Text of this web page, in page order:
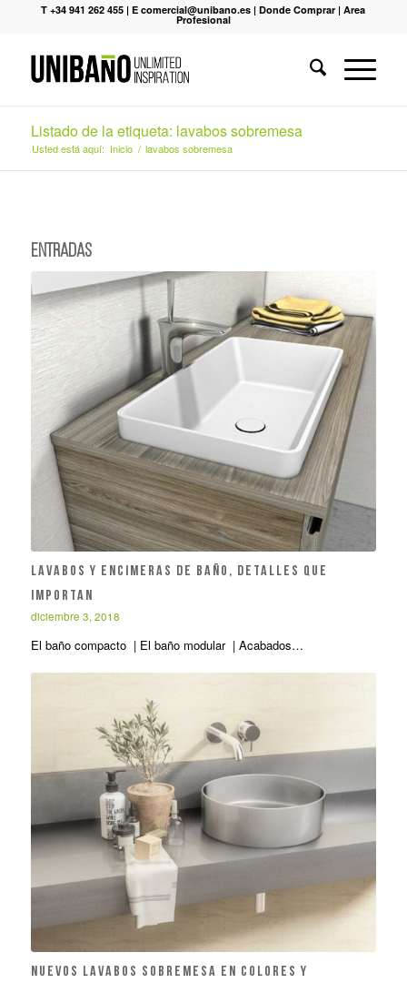
T +34 941 262 455 |E comercial@unibano.es |Donde Comprar |Area
Profesional
Listado de la etiqueta: lavabos sobremesa
Usted está aquí: Inicio / lavabos sobremesa
Entradas
Lavabos y encimeras de baño, detalles que
importan
diciembre 3, 2018
El baño compacto | El baño modular | Acabados…
Nuevos lavabos sobremesa en colores y